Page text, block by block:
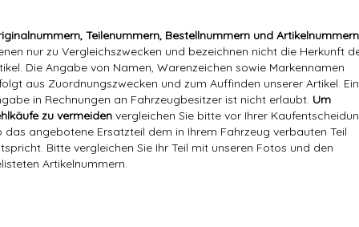
Teilenummern, Bestellnummern und Artikelnummern
nur zu Vergleichszwecken und bezeichnen nicht die Herkunft
Die Angabe von Namen, Warenzeichen sowie Markennamen
aus Zuordnungszwecken und zum Auffinden unserer Artikel.
in Rechnungen an Fahrzeugbesitzer ist nicht erlaubt. Um
zu vermeiden vergleichen Sie bitte vor Ihrer
das angebotene Ersatzteil dem in Ihrem Fahrzeug verbauten Teil
Bitte vergleichen Sie Ihr Teil mit unseren Fotos und den
Artikelnummern.